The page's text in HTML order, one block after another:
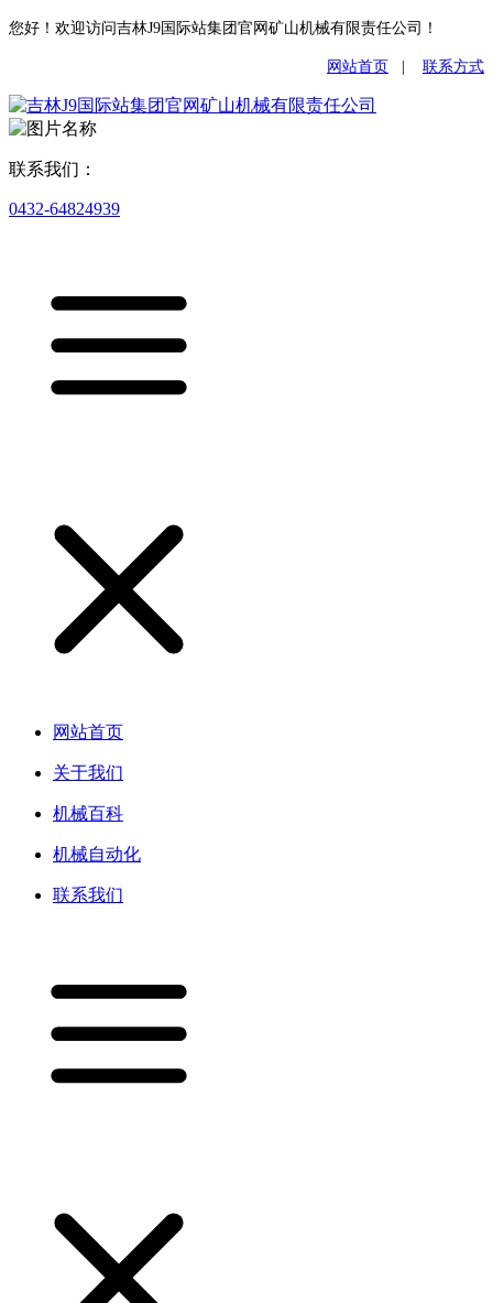
您好！欢迎访问吉林J9国际站集团官网矿山机械有限责任公司！
网站首页 联系方式
联系我们：
0432-64824939
网站首页
关于我们
机械百科
机械自动化
联系我们